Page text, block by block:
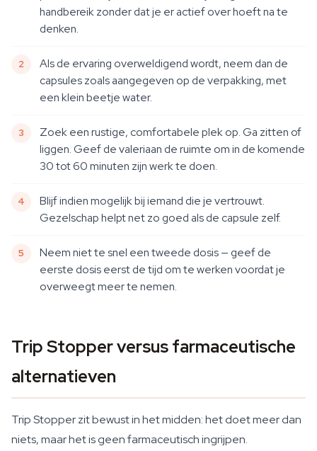
handbereik zonder dat je er actief over hoeft na te
denken.
Als de ervaring overweldigend wordt, neem dan de
capsules zoals aangegeven op de verpakking, met
een klein beetje water.
Zoek een rustige, comfortabele plek op. Ga zitten of
liggen. Geef de valeriaan de ruimte om in de komende
30 tot 60 minuten zijn werk te doen.
Blijf indien mogelijk bij iemand die je vertrouwt.
Gezelschap helpt net zo goed als de capsule zelf.
Neem niet te snel een tweede dosis — geef de
eerste dosis eerst de tijd om te werken voordat je
overweegt meer te nemen.
Trip Stopper versus farmaceutische
alternatieven
Trip Stopper zit bewust in het midden: het doet meer dan
niets, maar het is geen farmaceutisch ingrijpen.